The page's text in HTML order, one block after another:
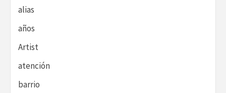
alias
años
Artist
atención
barrio